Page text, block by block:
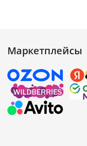
Маркетплейсы